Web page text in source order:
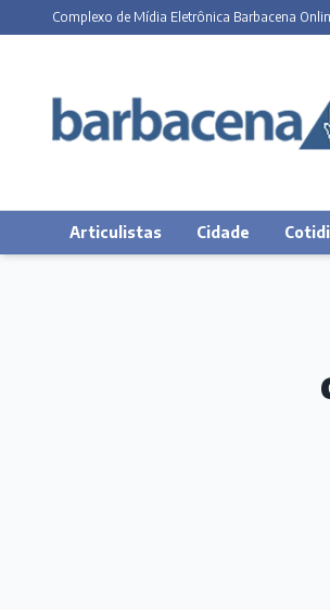
Complexo de Mídia Eletrônica Barbacena
Articulistas Cidade